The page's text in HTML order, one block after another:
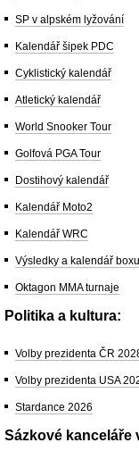
SP v alpském lyžování
Kalendář šipek PDC
Cyklistický kalendář
Atletický kalendář
World Snooker Tour
Golfová PGA Tour
Dostihový kalendář
Kalendář Moto2
Kalendář WRC
Výsledky a kalendář boxu
Oktagon MMA turnaje
Politika a kultura:
Volby prezidenta ČR
Volby prezidenta USA
Stardance 2026
Sázkové kanceláře